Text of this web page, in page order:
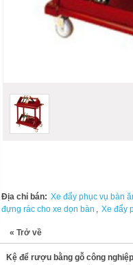
Địa chỉ bán: Xe đẩy phục vụ bàn
đựng rác cho xe dọn bàn , Xe đẩy
« Trở về
Kệ để rượu bằng gỗ công